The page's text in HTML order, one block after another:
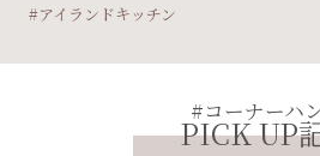
アイランドキッチン
#コーナーハ
PICK UP